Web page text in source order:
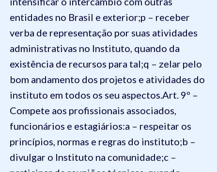
entidades no Brasil e exterior;p – receber
verba de representação por suas atividades
administrativas no Instituto, quando da
existência de recursos para tal;q – zelar pelo
bom andamento dos projetos e atividades do
instituto em todos os seu aspectos.Art. 9º –
Compete aos profissionais associados,
funcionários e estagiários:a – respeitar os
princípios, normas e regras do instituto;b –
divulgar o Instituto na comunidade;c –